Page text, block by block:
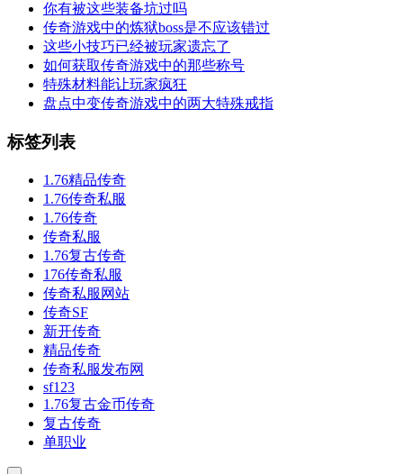
你有被这些装备坑过吗
传奇游戏中的炼狱boss是不应该错过
这些小技巧已经被玩家遗忘了
如何获取传奇游戏中的那些称号
特殊材料能让玩家疯狂
盘点中变传奇游戏中的两大特殊戒指
标签列表
1.76精品传奇
1.76传奇私服
1.76传奇
传奇私服
1.76复古传奇
176传奇私服
传奇私服网站
传奇SF
新开传奇
精品传奇
传奇私服发布网
sf123
1.76复古金币传奇
复古传奇
单职业